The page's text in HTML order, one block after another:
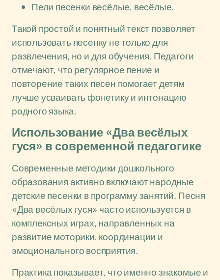
Пели песенки весёлые, весёлые.
Такой простой и понятный текст позволяет
использовать песенку не только для
развлечения, но и для обучения. Педагоги
отмечают, что регулярное пение и
повторение таких песен помогает детям
лучше усваивать фонетику и интонацию
родного языка.
Использование «Два весёлых
гуся» в современной педагогике
Современные методики дошкольного
образования активно включают народные
детские песенки в программу занятий. Песня
«Два весёлых гуся» часто используется в
комплексных играх, направленных на
развитие моторики, координации и
эмоционального восприятия.
Практика показывает, что именно знакомые и